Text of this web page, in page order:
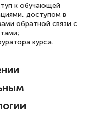
к обучающей
доступом в
обратной связи с
курса.